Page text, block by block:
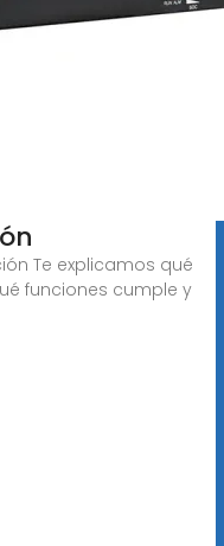
Te explicamos qué
funciones cumple y